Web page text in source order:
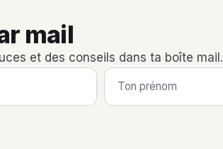
mail
et des conseils dans ta boîte mail.